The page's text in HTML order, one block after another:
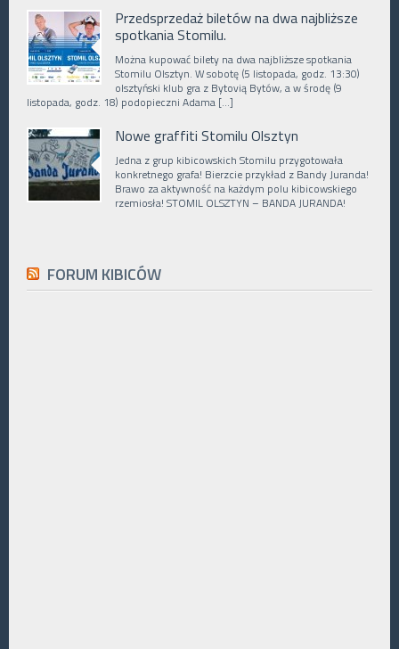
Przedsprzedaż biletów na dwa najbliższe
spotkania Stomilu.
Można kupować bilety na dwa najbliższe spotkania
Stomilu Olsztyn. W sobotę (5 listopada, godz. 13:30)
olsztyński klub gra z Bytovią Bytów, a w środę (9
listopada, godz. 18) podopieczni Adama […]
Nowe graffiti Stomilu Olsztyn
Jedna z grup kibicowskich Stomilu przygotowała
konkretnego grafa! Bierzcie przykład z Bandy Juranda!
Brawo za aktywność na każdym polu kibicowskiego
rzemiosła! STOMIL OLSZTYN – BANDA JURANDA!
FORUM KIBICÓW